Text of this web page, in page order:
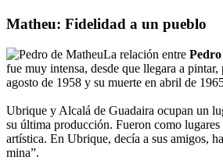
Matheu: Fidelidad a un pueblo
La relación entre
fue muy intensa, desde que llegara a
agosto de 1958 y su muerte en abril de
Ubrique y Alcalá de Guadaira ocupan un
su última producción. Fueron como
artística. En Ubrique, decía a sus amigos,
mina”.